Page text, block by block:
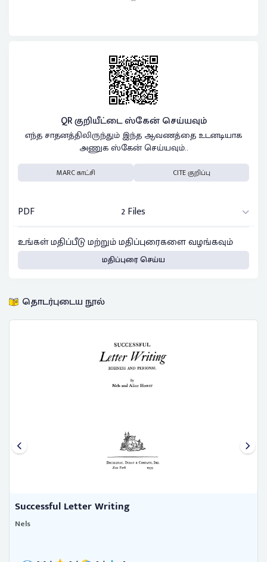
QR குறியீட்டை ஸ்கேன் செய்யவும்
எந்த சாதனத்திலிருந்தும் இந்த ஆவணத்தை உடனடியாக
அணுக ஸ்கேன் செய்யவும்..
MARC காட்சி CITE குறிப்பு
PDF
2 Files
உங்கள் மதிப்பீடு மற்றும் மதிப்புரைகளை வழங்கவும்
மதிப்புரை செய்ய
தொடர்புடைய நூல்
Successful Letter Writing
Nels